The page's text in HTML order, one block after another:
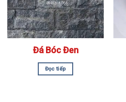
Đá Bóc Đen
Đọc tiếp